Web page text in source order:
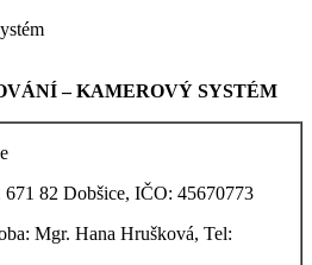
– KAMEROVÝ SYSTÉM
671 82 Dobšice, IČO: 45670773
Mgr. Hana Hrušková, Tel: